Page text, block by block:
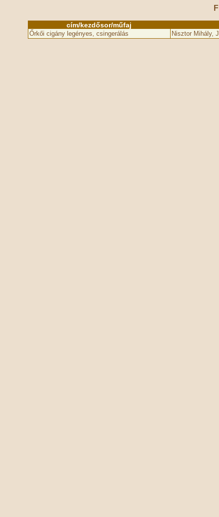
cím/kezdősor/műfaj
Őrkői cigány legényes, csingerálás Nisztor Mihály,